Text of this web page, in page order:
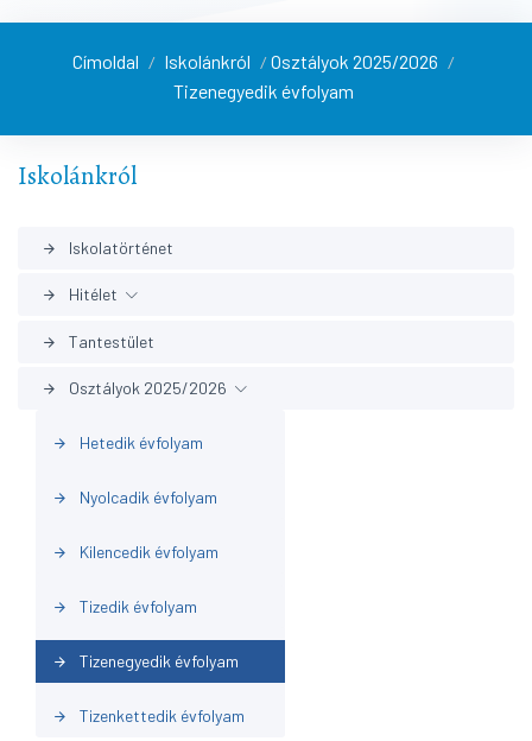
Címoldal / Iskolánkról / Osztályok 2025/2026 /
Tizenegyedik évfolyam
Iskolánkról
arrow_forward Iskolatörténet
arrow_forward Hitélet
Áhitat
Aktuálisok
BIOLKA
arrow_forward Tantestület
arrow_forward Osztályok 2025/2026
arrow_forward Hetedik évfolyam
arrow_forward Nyolcadik évfolyam
arrow_forward Kilencedik évfolyam
arrow_forward Tizedik évfolyam
arrow_forward Tizenegyedik évfolyam
arrow_forward Tizenkettedik évfolyam